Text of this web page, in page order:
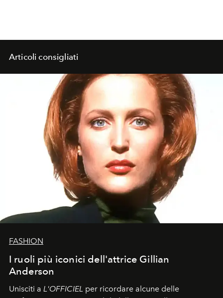
Articoli consigliati
FASHION
I ruoli più iconici dell'attrice Gillian
Anderson
Unisciti a L'OFFICIEL per ricordare alcune delle